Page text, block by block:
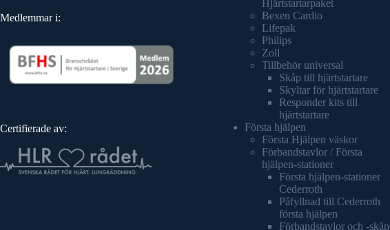
Medlemmar i:
Certifierade av:
Hjärtstartarpaket
Bexen Cardio
Lifepak
Philips
Zoll
Tillbehör universal
Skåp till hjärtstartare
Skyltar för hjärtstartare
Responder kits till
hjärtstartare
Första hjälpen
Första Hjälpen väskor
Förbandstavlor / Första
hjälpen-stationer
Första hjälpen-stationer
Cederroth
Påfyllnad till Cederroth
första hjälpen
Förbandstavlor och -skåp